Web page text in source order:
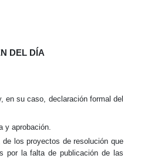
DEL DÍA
en su caso, declaración formal del
y aprobación.
de los proyectos de resolución que
por la falta de publicación de las